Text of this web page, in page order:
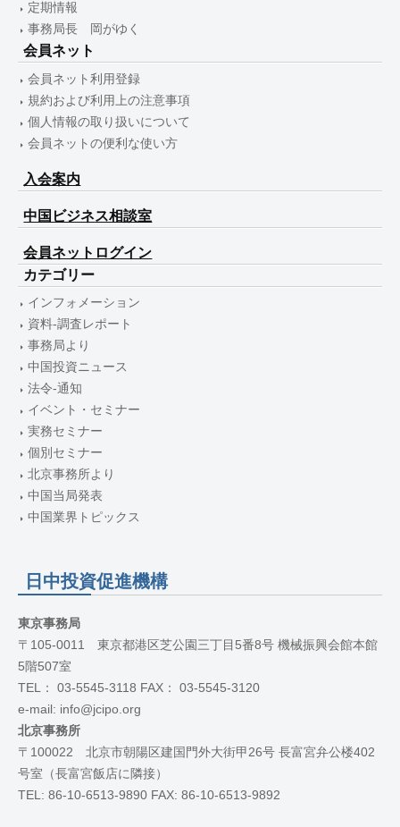
定期情報
事務局長 岡がゆく
会員ネット
会員ネット利用登録
規約および利用上の注意事項
個人情報の取り扱いについて
会員ネットの便利な使い方
入会案内
中国ビジネス相談室
会員ネットログイン
カテゴリー
インフォメーション
資料-調査レポート
事務局より
中国投資ニュース
法令-通知
イベント・セミナー
実務セミナー
個別セミナー
北京事務所より
中国当局発表
中国業界トピックス
日中投資促進機構
東京事務局
〒105-0011 東京都港区芝公園三丁目5番8号 機械振興会館本館
5階507室
TEL： 03-5545-3118 FAX： 03-5545-3120
e-mail: info@jcipo.org
北京事務所
〒100022 北京市朝陽区建国門外大街甲26号 長富宮弁公楼402
号室（長富宮飯店に隣接）
TEL: 86-10-6513-9890 FAX: 86-10-6513-9892